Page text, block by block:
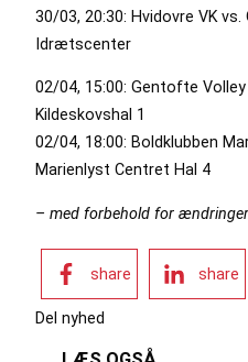
30/03, 20:30: Hvidovre VK
Idrætscenter
02/04, 15:00: Gentofte Volley
Kildeskovshal 1
02/04, 18:00: Boldklubben
Marienlyst Centret Hal 4
– med forbehold for ændringer.
share share
Del nyhed